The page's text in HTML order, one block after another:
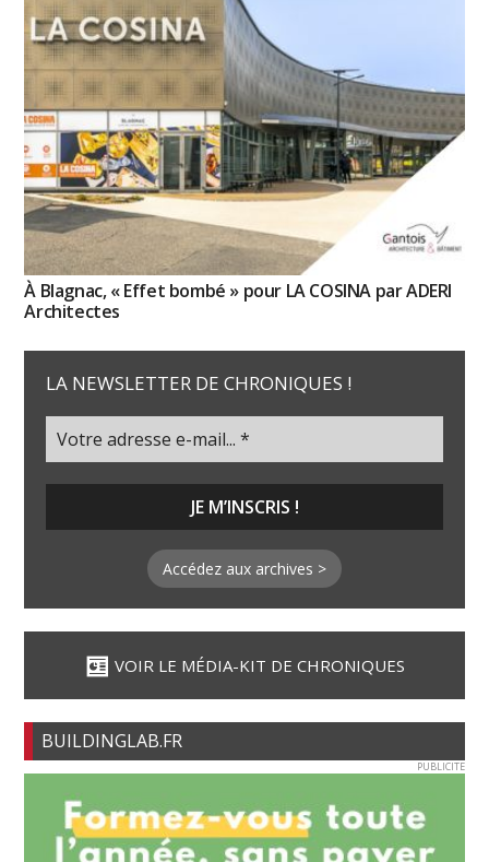
À Blagnac, « Effet bombé » pour LA COSINA par ADERI
Architectes
LA NEWSLETTER DE CHRONIQUES !
Accédez aux archives >
VOIR LE MÉDIA-KIT DE CHRONIQUES
BUILDINGLAB.FR
PUBLICITE